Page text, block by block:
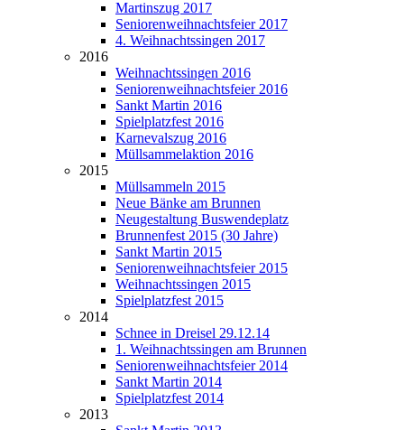
Martinszug 2017
Seniorenweihnachtsfeier 2017
4. Weihnachtssingen 2017
2016
Weihnachtssingen 2016
Seniorenweihnachtsfeier 2016
Sankt Martin 2016
Spielplatzfest 2016
Karnevalszug 2016
Müllsammelaktion 2016
2015
Müllsammeln 2015
Neue Bänke am Brunnen
Neugestaltung Buswendeplatz
Brunnenfest 2015 (30 Jahre)
Sankt Martin 2015
Seniorenweihnachtsfeier 2015
Weihnachtssingen 2015
Spielplatzfest 2015
2014
Schnee in Dreisel 29.12.14
1. Weihnachtssingen am Brunnen
Seniorenweihnachtsfeier 2014
Sankt Martin 2014
Spielplatzfest 2014
2013